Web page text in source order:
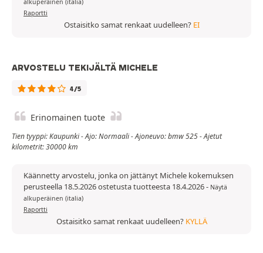
alkuperäinen (italia)
Raportti
Ostaisitko samat renkaat uudelleen? EI
ARVOSTELU TEKIJÄLTÄ MICHELE
4/5
Erinomainen tuote
Tien tyyppi: Kaupunki - Ajo: Normaali - Ajoneuvo: bmw 525 - Ajetut
kilometrit: 30000 km
Käännetty arvostelu, jonka on jättänyt Michele kokemuksen
perusteella 18.5.2026 ostetusta tuotteesta 18.4.2026- Näytä
alkuperäinen (italia)
Raportti
Ostaisitko samat renkaat uudelleen? KYLLÄ